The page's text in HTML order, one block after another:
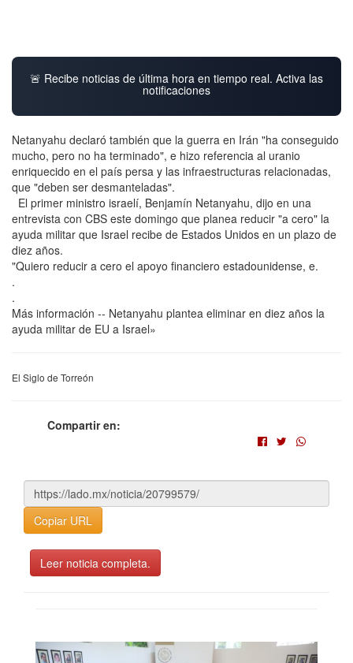
🚨 Recibe noticias de última hora en tiempo real. Activa las
notificaciones
Netanyahu declaró también que la guerra en Irán "ha conseguido
mucho, pero no ha terminado", e hizo referencia al uranio
enriquecido en el país persa y las infraestructuras relacionadas,
que "deben ser desmanteladas".
El primer ministro israelí, Benjamín Netanyahu, dijo en una
entrevista con CBS este domingo que planea reducir "a cero" la
ayuda militar que Israel recibe de Estados Unidos en un plazo de
diez años.
"Quiero reducir a cero el apoyo financiero estadounidense, e.
.
.
Más información -- Netanyahu plantea eliminar en diez años la
ayuda militar de EU a Israel»
El Siglo de Torreón
Compartir en:
Copiar URL
Leer noticia completa.